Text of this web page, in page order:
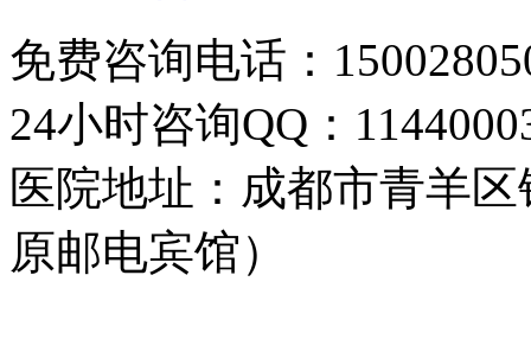
免费咨询电话：
24小时咨询QQ：
医院地址：成都市青羊
原邮电宾馆）